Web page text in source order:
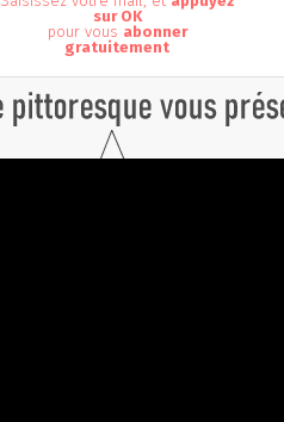
sur OK
pour vous abonner
gratuitement